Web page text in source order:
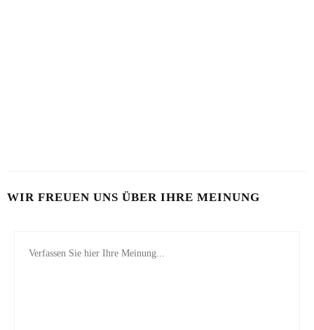
WIR FREUEN UNS ÜBER IHRE MEINUNG